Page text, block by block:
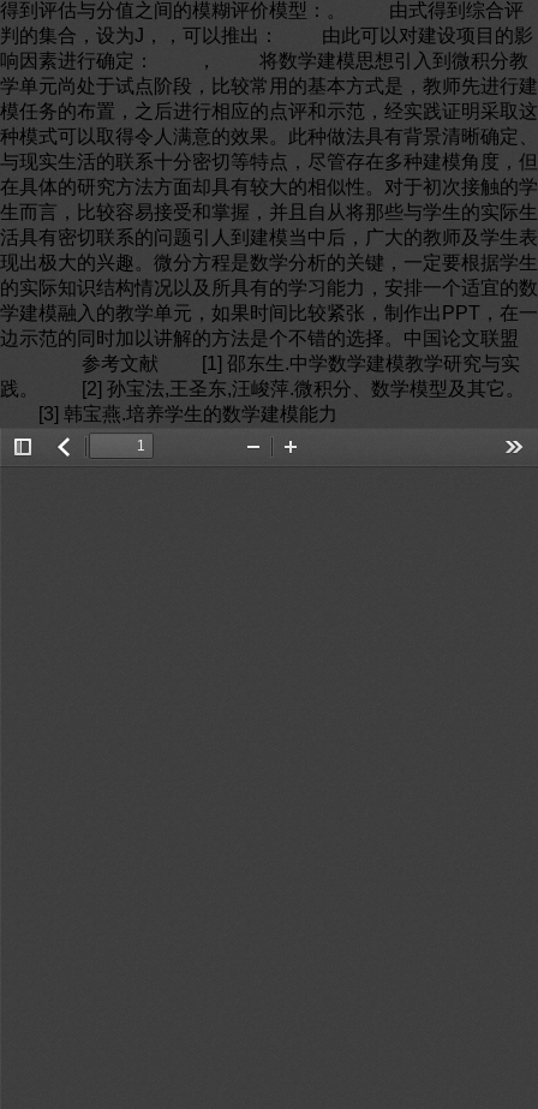
得到评估与分值之间的模糊评价模型：。 由式得到综合评
判的集合，设为J，，可以推出： 由此可以对建设项目的影
响因素进行确定： ， 将数学建模思想引入到微积分教
学单元尚处于试点阶段，比较常用的基本方式是，教师先进行建
模任务的布置，之后进行相应的点评和示范，经实践证明采取这
种模式可以取得令人满意的效果。此种做法具有背景清晰确定、
与现实生活的联系十分密切等特点，尽管存在多种建模角度，但
在具体的研究方法方面却具有较大的相似性。对于初次接触的学
生而言，比较容易接受和掌握，并且自从将那些与学生的实际生
活具有密切联系的问题引人到建模当中后，广大的教师及学生表
现出极大的兴趣。微分方程是数学分析的关键，一定要根据学生
的实际知识结构情况以及所具有的学习能力，安排一个适宜的数
学建模融入的教学单元，如果时间比较紧张，制作出PPT，在一
边示范的同时加以讲解的方法是个不错的选择。中国论文联盟
参考文献 [1] 邵东生.中学数学建模教学研究与实
践。 [2] 孙宝法,王圣东,汪峻萍.微积分、数学模型及其它。
[3] 韩宝燕.培养学生的数学建模能力
Toggle返
Zoom